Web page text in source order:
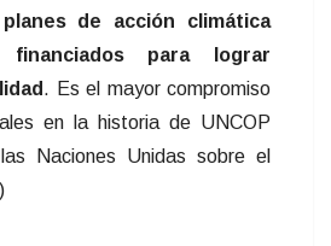
de acción climática
financiados para lograr
. Es el mayor compromiso
en la historia de UNCOP
Naciones Unidas sobre el